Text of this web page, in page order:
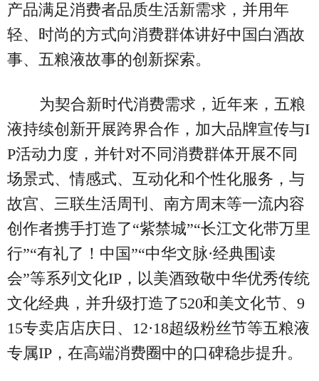
产品满足消费者品质生活新需求，并用年
轻、时尚的方式向消费群体讲好中国白酒故
事、五粮液故事的创新探索。
为契合新时代消费需求，近年来，五粮
液持续创新开展跨界合作，加大品牌宣传与I
P活动力度，并针对不同消费群体开展不同
场景式、情感式、互动化和个性化服务，与
故宫、三联生活周刊、南方周末等一流内容
创作者携手打造了“紫禁城”“长江文化带万里
行”“有礼了！中国”“中华文脉·经典围读
会”等系列文化IP，以美酒致敬中华优秀传统
文化经典，并升级打造了520和美文化节、9
15专卖店店庆日、12·18超级粉丝节等五粮液
专属IP，在高端消费圈中的口碑稳步提升。